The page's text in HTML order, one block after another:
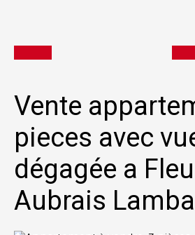
Acheter Estimer
Vente
pieces avec
dégagée a
Aubrais